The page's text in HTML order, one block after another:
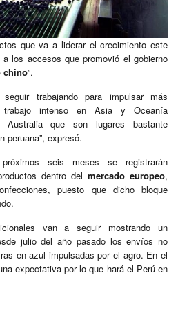
que va a liderar el crecimiento este
a los accesos que promovió el gobierno
chino”.
trabajando para impulsar más
intenso en Asia y Oceanía
que son lugares bastante
peruana”, expresó.
seis meses se registrarán
dentro del mercado europeo,
puesto que dicho bloque
van a seguir mostrando un
julio del año pasado los envíos no
en azul impulsadas por el agro. En el
expectativa por lo que hará el Perú en